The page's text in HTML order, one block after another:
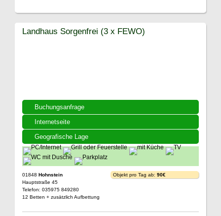
Buchungsanfrage
Internetseite
Geografische Lage
Landhaus Sorgenfrei (3 x FEWO)
01848 Hohnstein
Hauptstraße 45
Telefon: 035975 849280
12 Betten + zusätzlich Aufbettung
Objekt pro Tag ab: 90€